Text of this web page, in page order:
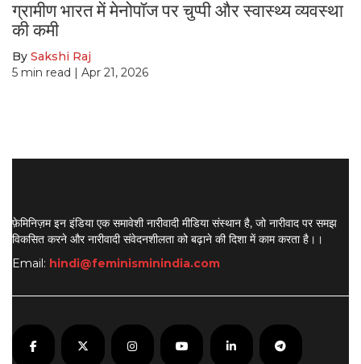
ग्रामीण भारत में मेनोपॉज पर चुप्पी और स्वास्थ्य व्यवस्था
की कमी
By Sakshi Raj
5 min read | Apr 21, 2026
फ़ेमिनिज़म इन इंडिया एक समावेशी नारीवादी मीडिया संस्थान है, जो नारीवाद पर समझ
विकसित करने और नारीवादी संवेदनशीलता को बढ़ाने की दिशा में काम करता है। ।
Email: hindi@feminisminindia.com